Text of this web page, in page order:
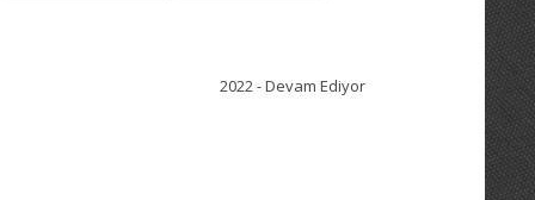
2022 - Devam Ediyor